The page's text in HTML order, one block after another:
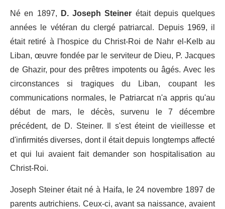
Né en 1897, D. Joseph Steiner était depuis quelques
années le vétéran du clergé patriarcal. Depuis 1969, il
était retiré à l'hospice du Christ-Roi de Nahr el-Kelb au
Liban, œuvre fondée par le serviteur de Dieu, P. Jacques
de Ghazir, pour des prêtres impotents ou âgés. Avec les
circonstances si tragiques du Liban, coupant les
communications normales, le Patriarcat n'a appris qu'au
début de mars, le décès, survenu le 7 décembre
précédent, de D. Steiner. Il s'est éteint de vieillesse et
d'infirmités diverses, dont il était depuis long­temps affecté
et qui lui avaient fait demander son hospitalisation au
Christ-Roi.
Joseph Steiner était né à Haifa, le 24 novembre 1897 de
parents autrichiens. Ceux-ci, avant sa naissance, avaient